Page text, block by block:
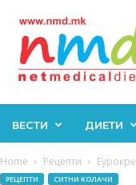
ВЕСТИ ДИЕТИ
Home Рецепти
РЕЦЕПТИ СИТНИ КОЛАЧИ